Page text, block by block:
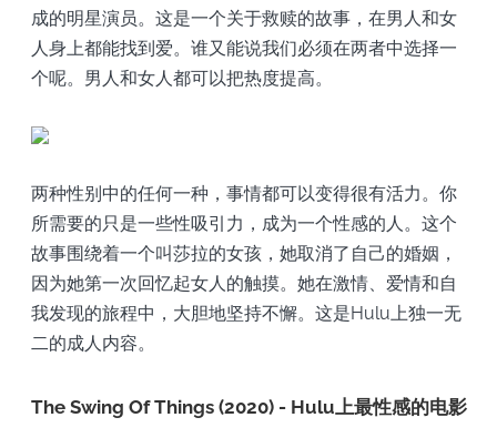
成的明星演员。这是一个关于救赎的故事，在男人和女
人身上都能找到爱。谁又能说我们必须在两者中选择一
个呢。男人和女人都可以把热度提高。
两种性别中的任何一种，事情都可以变得很有活力。你
所需要的只是一些性吸引力，成为一个性感的人。这个
故事围绕着一个叫莎拉的女孩，她取消了自己的婚姻，
因为她第一次回忆起女人的触摸。她在激情、爱情和自
我发现的旅程中，大胆地坚持不懈。这是Hulu上独一无
二的成人内容。
The Swing Of Things (2020) - Hulu上最性感的电影